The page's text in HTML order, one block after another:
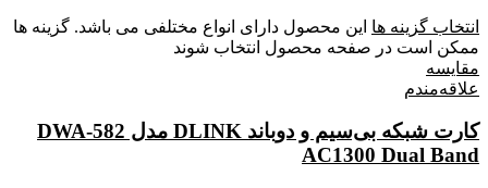
انتخاب گزینه ها این محصول دارای انواع مختلفی می باشد. گزینه ها
ممکن است در صفحه محصول انتخاب شوند
مقایسه
علاقه‌مندم
کارت شبکه بی‌سیم و دوباند DLINK مدل DWA-582
AC1300 Dual Band